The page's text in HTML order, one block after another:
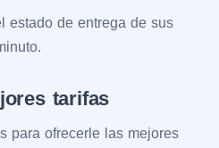
estado de entrega de sus
tarifas
para ofrecerle las mejores